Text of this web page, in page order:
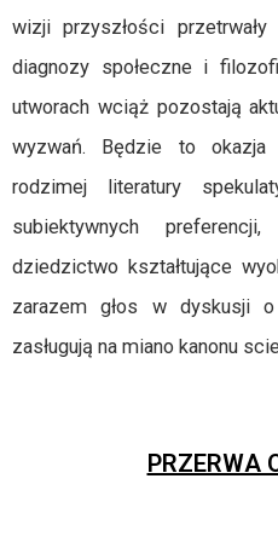
wizji przyszłości
diagnozy społeczne i
utworach wciąż pozostają
wyzwań. Będzie to
rodzimej literatury
subiektywnych
dziedzictwo kształtujące
zarazem głos w dyskusji
zasługują na miano kanonu
PRZERWA